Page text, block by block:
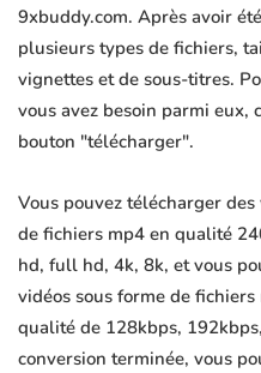
9xbuddy.com. Après avoir
plusieurs types de fichiers,
vignettes et de sous-titres.
vous avez besoin parmi
bouton "télécharger".
Vous pouvez télécharger
de fichiers mp4 en qualité
hd, full hd, 4k, 8k, et vous
vidéos sous forme de
qualité de 128kbps,
conversion terminée, vous